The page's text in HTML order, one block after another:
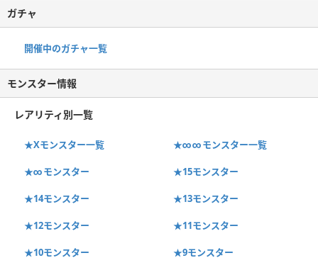
ガチャ
開催中のガチャ一覧
モンスター情報
レアリティ別一覧
★Xモンスター一覧 ★∞∞モンスター一覧
★∞モンスター ★15モンスター
★14モンスター ★13モンスター
★12モンスター ★11モンスター
★10モンスター ★9モンスター